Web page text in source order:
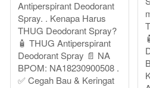
Antiperspirant Deodorant
Spray. . Kenapa Harus
THUG Deodorant Spray?
🧴 THUG Antiperspirant
Deodorant Spray 📄 NA
BPOM: NA18230900508 .
✅ Cegah Bau & Keringat